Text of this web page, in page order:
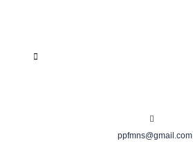
ppfmns@gmail.com